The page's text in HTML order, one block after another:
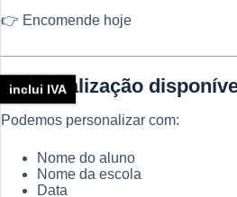
👉 Encomende hoje
Personalização
Podemos personalizar com:
Nome do aluno
Nome da escola
Data
inclui IVA